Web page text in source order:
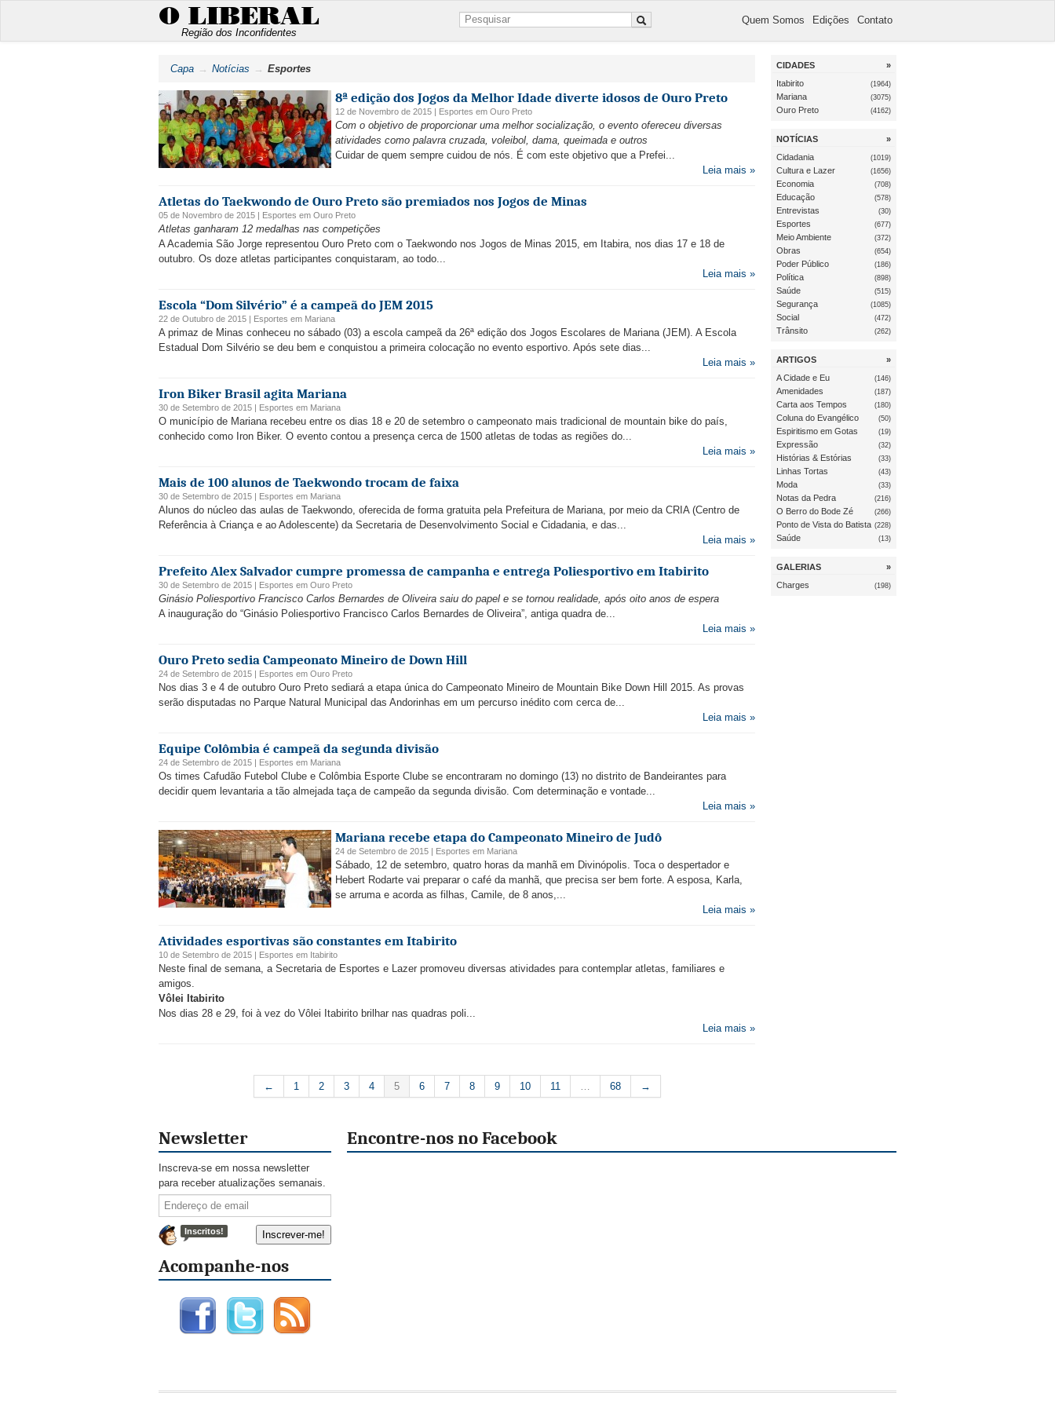
O LIBERAL
Região dos Inconfidentes
Quem Somos Edições Contato
Capa Notícias Esportes
8ª edição dos Jogos da Melhor Idade diverte idosos de Ouro Preto
12 de Novembro de 2015 | Esportes em Ouro Preto
Com o objetivo de proporcionar uma melhor socialização, o evento ofereceu diversas
atividades como palavra cruzada, voleibol, dama, queimada e outros
Cuidar de quem sempre cuidou de nós. É com este objetivo que a Prefei...
Leia mais »
Atletas do Taekwondo de Ouro Preto são premiados nos Jogos de Minas
05 de Novembro de 2015 | Esportes em Ouro Preto
Atletas ganharam 12 medalhas nas competições
A Academia São Jorge representou Ouro Preto com o Taekwondo nos Jogos de Minas 2015, em Itabira, nos dias 17 e 18 de
outubro. Os doze atletas participantes conquistaram, ao todo...
Leia mais »
Escola “Dom Silvério” é a campeã do JEM 2015
22 de Outubro de 2015 | Esportes em Mariana
A primaz de Minas conheceu no sábado (03) a escola campeã da 26ª edição dos Jogos Escolares de Mariana (JEM). A Escola
Estadual Dom Silvério se deu bem e conquistou a primeira colocação no evento esportivo. Após sete dias...
Leia mais »
Iron Biker Brasil agita Mariana
30 de Setembro de 2015 | Esportes em Mariana
O município de Mariana recebeu entre os dias 18 e 20 de setembro o campeonato mais tradicional de mountain bike do país,
conhecido como Iron Biker. O evento contou a presença cerca de 1500 atletas de todas as regiões do...
Leia mais »
Mais de 100 alunos de Taekwondo trocam de faixa
30 de Setembro de 2015 | Esportes em Mariana
Alunos do núcleo das aulas de Taekwondo, oferecida de forma gratuita pela Prefeitura de Mariana, por meio da CRIA (Centro de
Referência à Criança e ao Adolescente) da Secretaria de Desenvolvimento Social e Cidadania, e das...
Leia mais »
Prefeito Alex Salvador cumpre promessa de campanha e entrega Poliesportivo em Itabirito
30 de Setembro de 2015 | Esportes em Ouro Preto
Ginásio Poliesportivo Francisco Carlos Bernardes de Oliveira saiu do papel e se tornou realidade, após oito anos de espera
A inauguração do “Ginásio Poliesportivo Francisco Carlos Bernardes de Oliveira”, antiga quadra de...
Leia mais »
Ouro Preto sedia Campeonato Mineiro de Down Hill
24 de Setembro de 2015 | Esportes em Ouro Preto
Nos dias 3 e 4 de outubro Ouro Preto sediará a etapa única do Campeonato Mineiro de Mountain Bike Down Hill 2015. As provas
serão disputadas no Parque Natural Municipal das Andorinhas em um percurso inédito com cerca de...
Leia mais »
Equipe Colômbia é campeã da segunda divisão
24 de Setembro de 2015 | Esportes em Mariana
Os times Cafudão Futebol Clube e Colômbia Esporte Clube se encontraram no domingo (13) no distrito de Bandeirantes para
decidir quem levantaria a tão almejada taça de campeão da segunda divisão. Com determinação e vontade...
Leia mais »
Mariana recebe etapa do Campeonato Mineiro de Judô
24 de Setembro de 2015 | Esportes em Mariana
Sábado, 12 de setembro, quatro horas da manhã em Divinópolis. Toca o despertador e
Hebert Rodarte vai preparar o café da manhã, que precisa ser bem forte. A esposa, Karla,
se arruma e acorda as filhas, Camile, de 8 anos,...
Leia mais »
Atividades esportivas são constantes em Itabirito
10 de Setembro de 2015 | Esportes em Itabirito
Neste final de semana, a Secretaria de Esportes e Lazer promoveu diversas atividades para contemplar atletas, familiares e
amigos.
Vôlei Itabirito
Nos dias 28 e 29, foi à vez do Vôlei Itabirito brilhar nas quadras poli...
Leia mais »
← 1 2 3 4 5 6 7 8 9 10 11 … 68 →
CIDADES
»
Itabirito
(1964)
Mariana (3075)
Ouro Preto (4162)
NOTÍCIAS
»
Cidadania
(1019)
Cultura e Lazer (1656)
Economia (708)
Educação (578)
Entrevistas (30)
Esportes (677)
Meio Ambiente (372)
Obras (654)
Poder Público (186)
Política (898)
Saúde (515)
Segurança (1085)
Social (472)
Trânsito (262)
ARTIGOS
»
A Cidade e Eu
(146)
Amenidades (187)
Carta aos Tempos (180)
Coluna do Evangélico (50)
Espiritismo em Gotas (19)
Expressão (32)
Histórias & Estórias (33)
Linhas Tortas (43)
Moda (33)
Notas da Pedra (216)
O Berro do Bode Zé (266)
Ponto de Vista do Batista (228)
Saúde (13)
GALERIAS
»
Charges
(198)
Newsletter
Inscreva-se em nossa newsletter
para receber atualizações semanais.
Inscritos!
Acompanhe-nos
Encontre-nos no Facebook